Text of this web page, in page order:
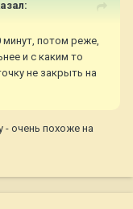
потом реже,
и с каким то
не закрыть на
- очень похоже на